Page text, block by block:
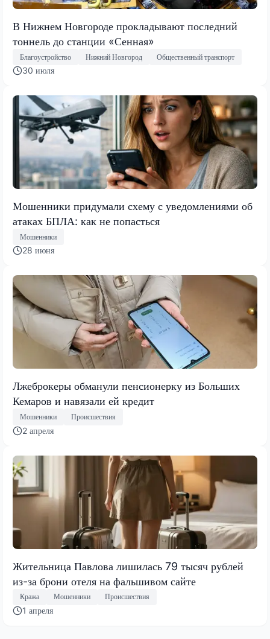
В Нижнем Новгороде прокладывают последний
тоннель до станции «Сенная»
Благоустройство Нижний Новгород Общественный транспорт
30 июля
Мошенники придумали схему с уведомлениями об
атаках БПЛА: как не попасться
Мошенники
28 июня
Лжеброкеры обманули пенсионерку из Больших
Кемаров и навязали ей кредит
Мошенники Происшествия
2 апреля
Жительница Павлова лишилась 79 тысяч рублей
из-за брони отеля на фальшивом сайте
Кража Мошенники Происшествия
1 апреля